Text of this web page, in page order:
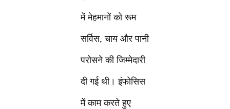
में मेहमानों को रूम
सर्विस, चाय और पानी
परोसने की जिम्मेदारी
दी गई थी। इंफोसिस
में काम करते हुए